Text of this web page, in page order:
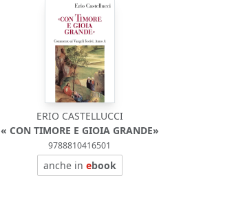
ERIO CASTELLUCCI
« CON TIMORE E GIOIA GRANDE»
9788810416501
anche in ebook